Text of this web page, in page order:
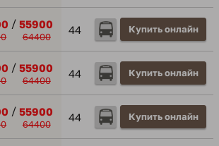
/ 55900
64400
44 Купить онлайн
/ 55900
64400
44 Купить онлайн
/ 55900
64400
44 Купить онлайн